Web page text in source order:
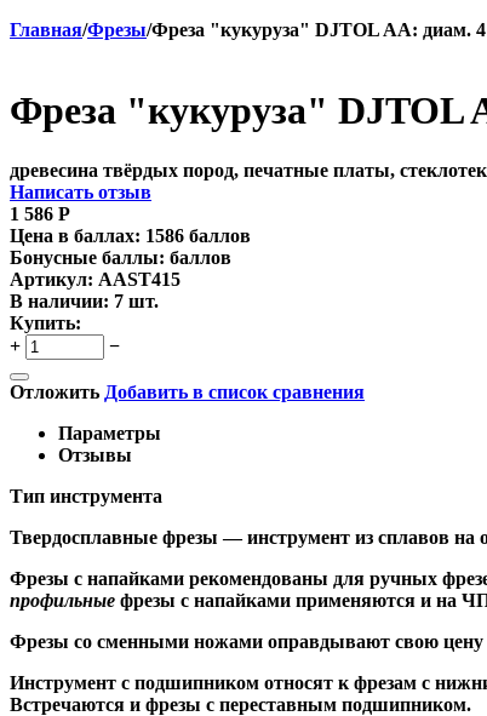
Главная/Фрезы/Фреза "кукуруза" DJTOL AA: диам.
Фреза "кукуруза" DJTOL
древесина твёрдых пород, печатные платы,
Написать отзыв
1 586 Р
Цена в баллах: 1586 баллов
Бонусные баллы: баллов
Артикул: AAST415
В наличии: 7 шт.
Купить:
+
−
Отложить Добавить в список сравнения
Параметры
Отзывы
Тип инструмента
Твердосплавные фрезы — инструмент из сплавов на
Фрезы с напайками рекомендованы для ручных
профильные фрезы с напайками применяются и на
Фрезы со сменными ножами оправдывают свою цену
Инструмент с подшипником относят к фрезам с
Встречаются и фрезы с переставным подшипником.